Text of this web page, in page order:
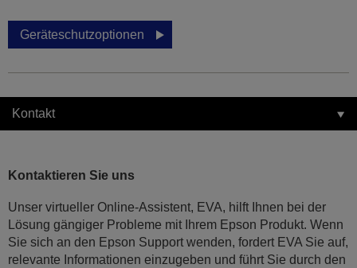
Geräteschutzoptionen
Kontakt
Kontaktieren Sie uns
Unser virtueller Online-Assistent, EVA, hilft Ihnen bei der
Lösung gängiger Probleme mit Ihrem Epson Produkt. Wenn
Sie sich an den Epson Support wenden, fordert EVA Sie auf,
relevante Informationen einzugeben und führt Sie durch den